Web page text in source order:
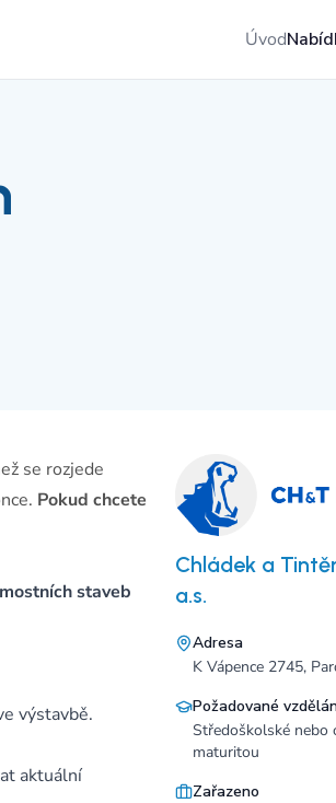
Úvod
se rozjede
Pokud chcete
mostních staveb
výstavbě.
aktuální
Chládek a
a.s.
Adresa
K Vápence 2745,
Požadované
Středoškolské nebo
maturitou
Zařazeno